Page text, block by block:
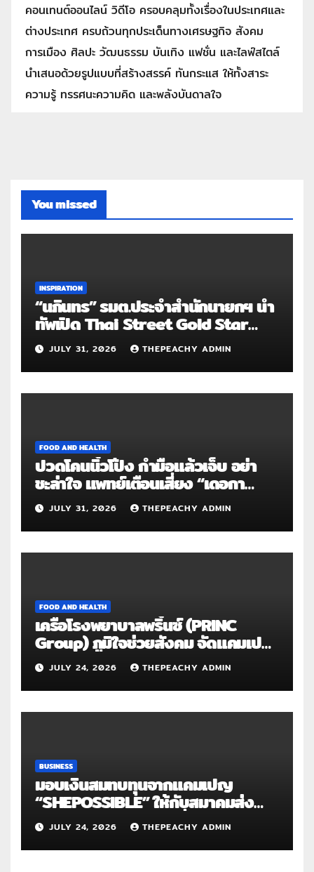
คอนเทนต์ออนไลน์ วิดีโอ ครอบคลุมทั้งเรื่องในประเทศและ
ต่างประเทศ ครบถ้วนทุกประเด็นทางเศรษฐกิจ สังคม
การเมือง ศิลปะ วัฒนธรรม บันเทิง แฟชั่น และไลฟ์สไตล์
นำเสนอด้วยรูปแบบที่สร้างสรรค์ ทันกระแส ให้ทั้งสาระ
ความรู้ ทรรศนะความคิด และพลังบันดาลใจ
You missed
INSPIRATION
“นภินทร” รมต.ประจำสำนักนายกฯ นำ
ทัพเปิด Thai Street Gold Star
Roadshow 3 จังหวัดต้นแบบ
JULY 31, 2026 THEPEACHY ADMIN
FOOD AND HEALTH
ปวดโคนนิ้วโป้ง กำมือแล้วเจ็บ อย่า
ชะล่าใจ แพทย์เตือนเสี่ยง “เดอกา
แวง” โรคปลอกหุ้มเอ็นอักเสบจากการ
ใช้งานซ้ำ
JULY 31, 2026 THEPEACHY ADMIN
FOOD AND HEALTH
เครือโรงพยาบาลพริ้นซ์ (PRINC
Group) ภูมิใจช่วยสังคม จัดแคมเปญ
ใหญ่ระดับประเทศ “PRINC ผสาน :
สานต่อการให้ไม่สิ้นสุด”
JULY 24, 2026 THEPEACHY ADMIN
BUSINESS
มอบเงินสมทบทุนจากแคมเปญ
“SHEPOSSIBLE” ให้กับสมาคมส่ง
เสริมสถานภาพสตรีฯ เนื่องในวันสตรี
สากล 2569
JULY 24, 2026 THEPEACHY ADMIN